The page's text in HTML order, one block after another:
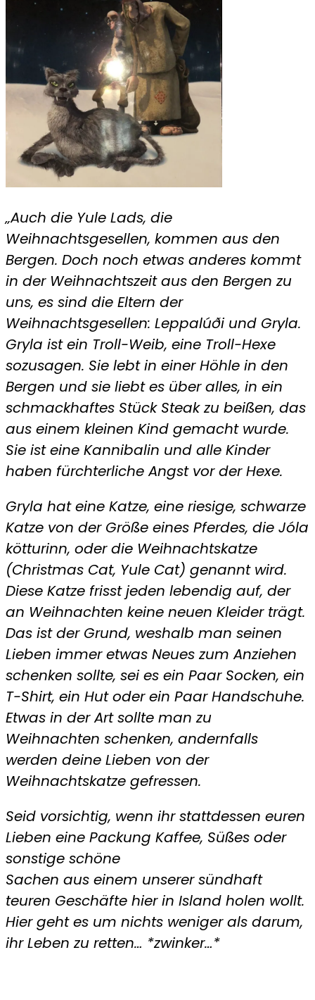
„Auch die Yule Lads, die
Weihnachtsgesellen, kommen aus den
Bergen. Doch noch etwas anderes kommt
in der Weihnachtszeit aus den Bergen zu
uns, es sind die Eltern der
Weihnachtsgesellen: Leppalúði und Gryla.
Gryla ist ein Troll-Weib, eine Troll-Hexe
sozusagen. Sie lebt in einer Höhle in den
Bergen und sie liebt es über alles, in ein
schmackhaftes Stück Steak zu beißen, das
aus einem kleinen Kind gemacht wurde.
Sie ist eine Kannibalin und alle Kinder
haben fürchterliche Angst vor der Hexe.
Gryla hat eine Katze, eine riesige, schwarze
Katze von der Größe eines Pferdes, die Jóla
kötturinn, oder die Weihnachtskatze
(Christmas Cat, Yule Cat) genannt wird.
Diese Katze frisst jeden lebendig auf, der
an Weihnachten keine neuen Kleider trägt.
Das ist der Grund, weshalb man seinen
Lieben immer etwas Neues zum Anziehen
schenken sollte, sei es ein Paar Socken, ein
T-Shirt, ein Hut oder ein Paar Handschuhe.
Etwas in der Art sollte man zu
Weihnachten schenken, andernfalls
werden deine Lieben von der
Weihnachtskatze gefressen.
Seid vorsichtig, wenn ihr stattdessen euren
Lieben eine Packung Kaffee, Süßes oder
sonstige schöne
Sachen aus einem unserer sündhaft
teuren Geschäfte hier in Island holen wollt.
Hier geht es um nichts weniger als darum,
ihr Leben zu retten… *zwinker…*